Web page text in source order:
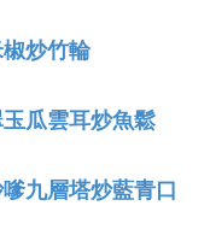
椒炒竹輪
玉瓜雲耳炒魚鬆
九層塔炒藍青口